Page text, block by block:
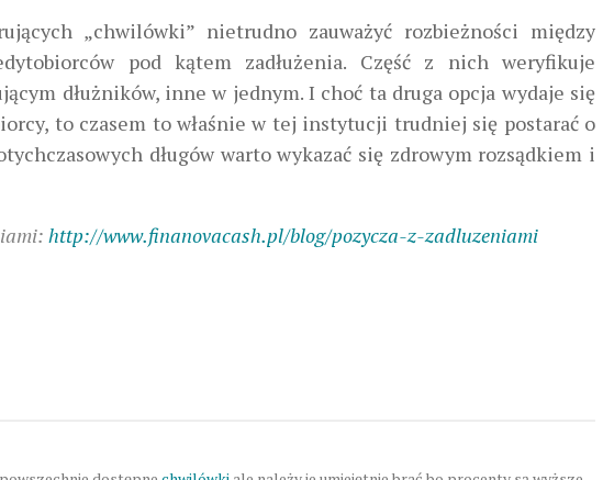
„chwilówki” nietrudno zauważyć rozbieżności między
pod kątem zadłużenia. Część z nich weryfikuje
dłużników, inne w jednym. I choć ta druga opcja wydaje się
to czasem to właśnie w tej instytucji trudniej się postarać o
długów warto wykazać się zdrowym rozsądkiem i
http://www.finanovacash.pl/blog/pozycza-z-zadluzeniami